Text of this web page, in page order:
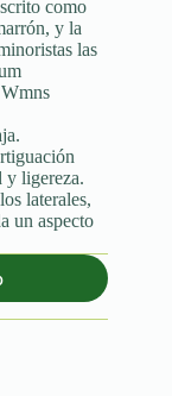
como
y la
las
y ligereza.
laterales,
un aspecto